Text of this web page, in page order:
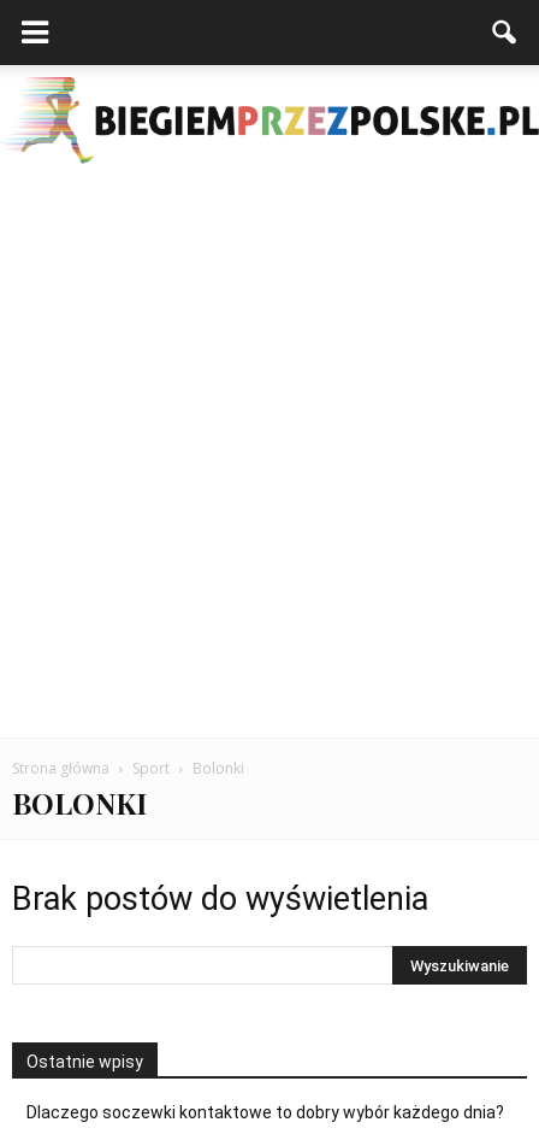
Strona główna Sport Bolonki
BOLONKI
Brak postów do wyświetlenia
Ostatnie wpisy
Dlaczego soczewki kontaktowe to dobry wybór każdego dnia?